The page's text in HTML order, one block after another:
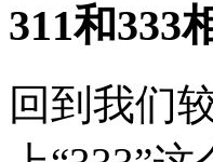
311和333
回到我们